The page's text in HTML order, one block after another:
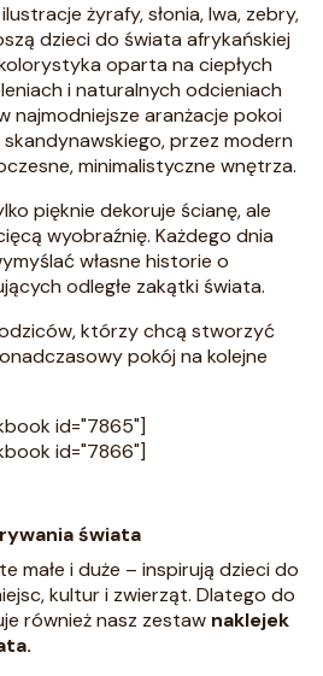
żyrafy, słonia, lwa, zebry,
dzieci do świata afrykańskiej
oparta na ciepłych
i naturalnych odcieniach
najmodniejsze aranżacje pokoi
przez modern
minimalistyczne wnętrza.
pięknie dekoruje ścianę, ale
wyobraźnię. Każdego dnia
własne historie o
odległe zakątki świata.
którzy chcą stworzyć
pokój na kolejne
id="7865"]
id="7866"]
świata
małe i duże – inspirują dzieci do
kultur i zwierząt. Dlatego do
również nasz zestaw naklejek